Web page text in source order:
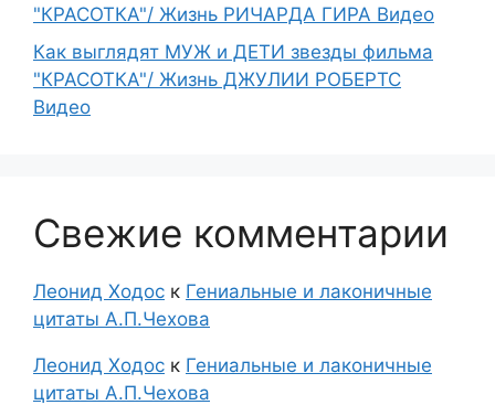
"КРАСОТКА"/ Жизнь РИЧАРДА ГИРА Видео
Как выглядят МУЖ и ДЕТИ звезды фильма
"КРАСОТКА"/ Жизнь ДЖУЛИИ РОБЕРТС
Видео
Свежие комментарии
Леонид Ходос к Гениальные и лаконичные
цитаты А.П.Чехова
Леонид Ходос к Гениальные и лаконичные
цитаты А.П.Чехова